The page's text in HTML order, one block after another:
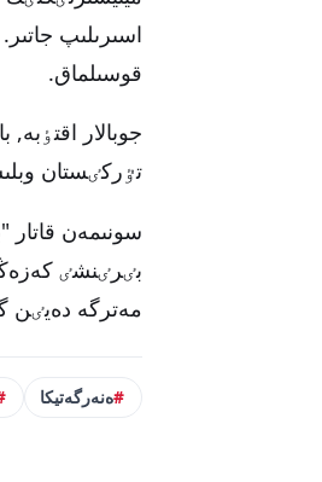
قوسىلماق.
جوبالار
تٷركٸستان
سونىمەن
مەترگە دەيٸن
ەنەرگەتيكا